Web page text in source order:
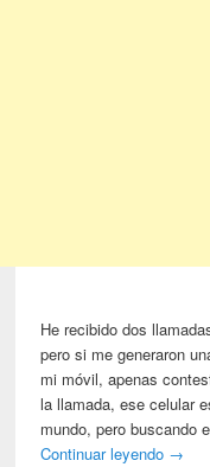
He recibido dos
pero si me generaron
mi móvil, apenas
la llamada, ese celular
mundo, pero buscando
Continuar leyendo →